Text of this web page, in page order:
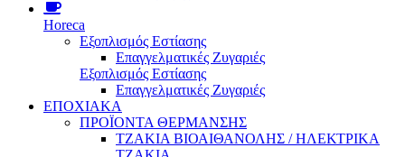
Horeca
Εξοπλισμός Εστίασης
Επαγγελματικές Ζυγαριές
Εξοπλισμός Εστίασης
Επαγγελματικές Ζυγαριές
ΕΠΟΧΙΑΚΑ
ΠΡΟΪΟΝΤΑ ΘΕΡΜΑΝΣΗΣ
ΤΖΑΚΙΑ ΒΙΟΑΙΘΑΝΟΛΗΣ / ΗΛΕΚΤΡΙΚΑ